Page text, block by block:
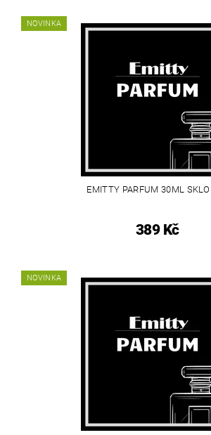
NOVINKA
EMITTY PARFUM 30ML
389 Kč
NOVINKA